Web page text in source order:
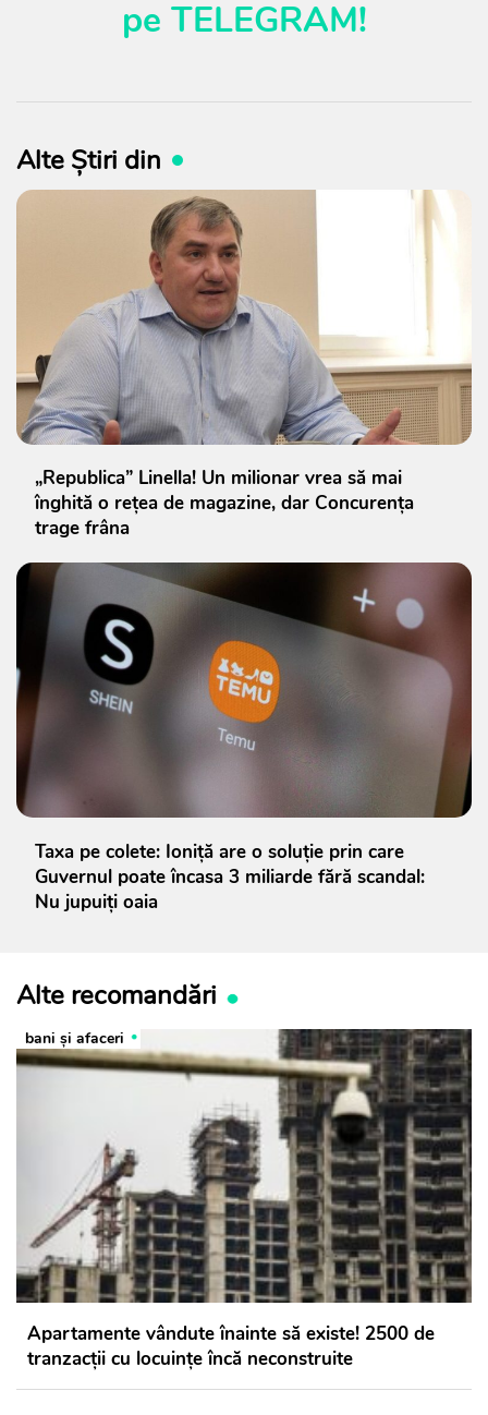
pe TELEGRAM!
Alte Știri din
„Republica” Linella! Un milionar vrea să mai
înghită o rețea de magazine, dar Concurența
trage frâna
Taxa pe colete: Ioniță are o soluție prin care
Guvernul poate încasa 3 miliarde fără scandal:
Nu jupuiți oaia
Alte recomandări
bani și afaceri
Apartamente vândute înainte să existe! 2500 de
tranzacții cu locuințe încă neconstruite